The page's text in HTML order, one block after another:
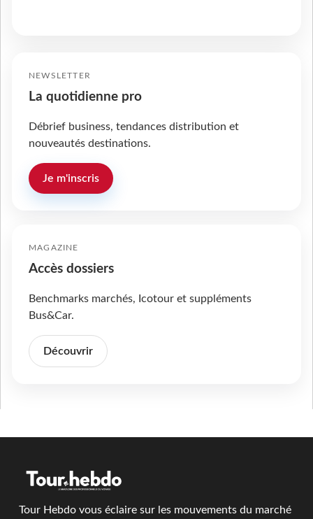
NEWSLETTER
La quotidienne pro
Débrief business, tendances distribution et
nouveautés destinations.
Je m'inscris
MAGAZINE
Accès dossiers
Benchmarks marchés, Icotour et suppléments
Bus&Car.
Découvrir
Tour Hebdo vous éclaire sur les mouvements du marché